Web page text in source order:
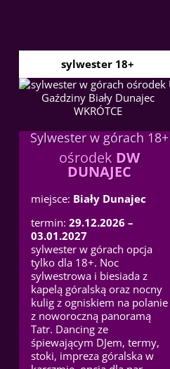
sylwester 18+
Sylwester w górach 18+
ośrodekDW
DUNAJEC
miejsce: Biały Dunajec
termin: 29.12.2026 –
03.01.2027
sylwester w górach opcja
tylko dla 18+. Noc
sylwestrowa i biesiada z
kapelą góralską oraz nocny
kulig z ogniskiem na polanie
z noworoczną panoramą
Tatr. Dancing ze
śpiewającym DJem, termy,
stoki, impreza góralska w